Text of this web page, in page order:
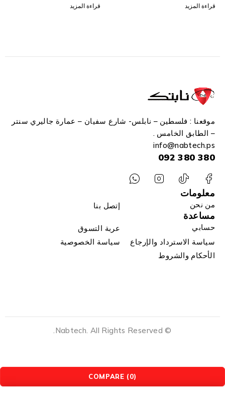
قراءة المزيد قراءة المزيد
موقعنا : فلسطين – نابلس- شارع سفيان – عمارة جاليري سنتر
– الطابق الخامس .
info@nabtech.ps
380 380 092
معلومات
من نحن إتصل بنا
مساعدة
حسابي
عربة التسوق
سياسة الاسترداد والإرجاع
سياسة الخصوصية
الأحكام والشروط
© Nabtech. All Rights Reserved.
COMPARE (0)